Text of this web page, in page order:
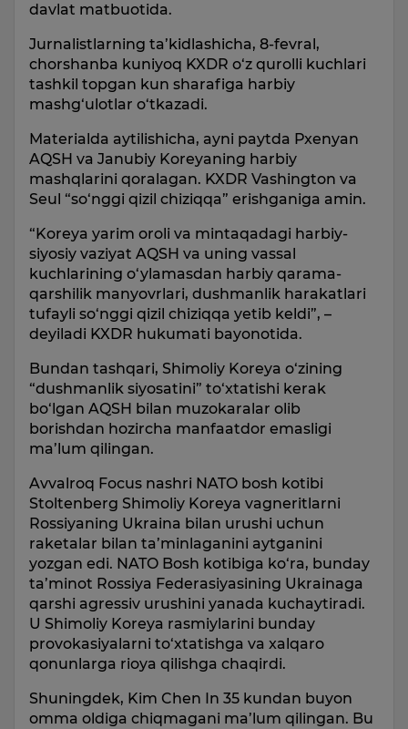
davlat matbuotida.
Jurnalistlarning ta’kidlashicha, 8-fevral,
chorshanba kuniyoq KXDR o‘z qurolli kuchlari
tashkil topgan kun sharafiga harbiy
mashg‘ulotlar o‘tkazadi.
Materialda aytilishicha, ayni paytda Pxenyan
AQSH va Janubiy Koreyaning harbiy
mashqlarini qoralagan. KXDR Vashington va
Seul “so‘nggi qizil chiziqqa” erishganiga amin.
“Koreya yarim oroli va mintaqadagi harbiy-
siyosiy vaziyat AQSH va uning vassal
kuchlarining o‘ylamasdan harbiy qarama-
qarshilik manyovrlari, dushmanlik harakatlari
tufayli so‘nggi qizil chiziqqa yetib keldi”, –
deyiladi KXDR hukumati bayonotida.
Bundan tashqari, Shimoliy Koreya o‘zining
“dushmanlik siyosatini” to‘xtatishi kerak
bo‘lgan AQSH bilan muzokaralar olib
borishdan hozircha manfaatdor emasligi
ma’lum qilingan.
Avvalroq Focus nashri NATO bosh kotibi
Stoltenberg Shimoliy Koreya vagneritlarni
Rossiyaning Ukraina bilan urushi uchun
raketalar bilan ta’minlaganini aytganini
yozgan edi. NATO Bosh kotibiga ko‘ra, bunday
ta’minot Rossiya Federasiyasining Ukrainaga
qarshi agressiv urushini yanada kuchaytiradi.
U Shimoliy Koreya rasmiylarini bunday
provokasiyalarni to‘xtatishga va xalqaro
qonunlarga rioya qilishga chaqirdi.
Shuningdek, Kim Chen In 35 kundan buyon
omma oldiga chiqmagani ma’lum qilingan. Bu